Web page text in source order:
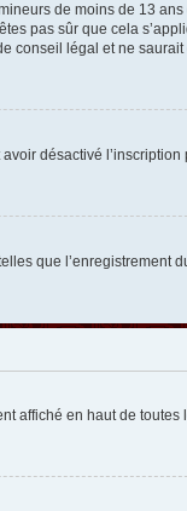
de moins de 13
pas sûr que cela
conseil légal et ne
désactivé
que l’enregistrement
affiché en haut de toutes